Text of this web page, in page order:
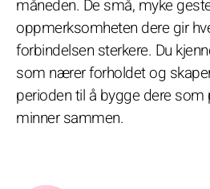
måneden. De små, myke
oppmerksomheten dere gir
forbindelsen sterkere. Du
som nærer forholdet og
perioden til å bygge dere
minner sammen.